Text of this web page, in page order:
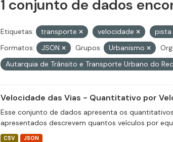
1 conjunto de dados
Etiquetas: transporte velocidade pista
Formatos:
JSON Grupos: Urbanismo
Autarquia de Trânsito e Transporte Urbano do
Velocidade das Vias - Quantitativo por
Esse conjunto de dados apresenta os
apresentados descrevem quantos veículos por
CSV JSON